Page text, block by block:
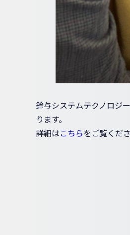
鈴与システムテクノロジ
ります。
詳細はこちらをご覧くださ